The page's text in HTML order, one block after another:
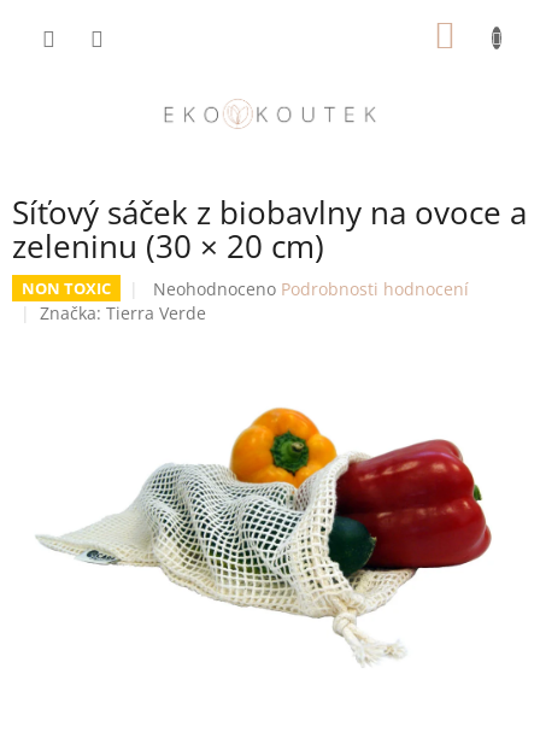
Síťový sáček z biobavlny na ovoce a
zeleninu (30 × 20 cm)
NON TOXIC
Průměrné
hodnocení
hvězdiček.
Neohodnoceno Podrobnosti hodnocení
Značka: Tierra Verde